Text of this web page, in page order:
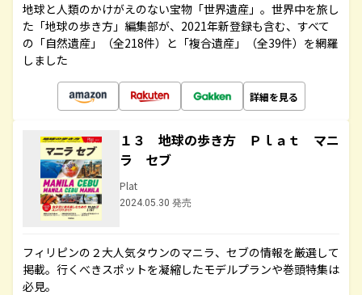
地球と人類のかけがえのない宝物「世界遺産」。世界中を旅し
た「地球の歩き方」編集部が、2021年新登録も含む、すべて
の「自然遺産」（全218件）と「複合遺産」（全39件）を網羅
しました
詳細を見る
１３ 地球の歩き方 Ｐｌａｔ マニ
ラ セブ
Plat
2024.05.30 発売
フィリピンの２大人気タウンのマニラ、セブの情報を厳選して
掲載。行くべきスポットを凝縮したモデルプランや巻頭特集は
必見。